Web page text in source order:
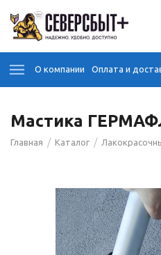
О компании Оплата и
Мастика
Главная / Каталог /